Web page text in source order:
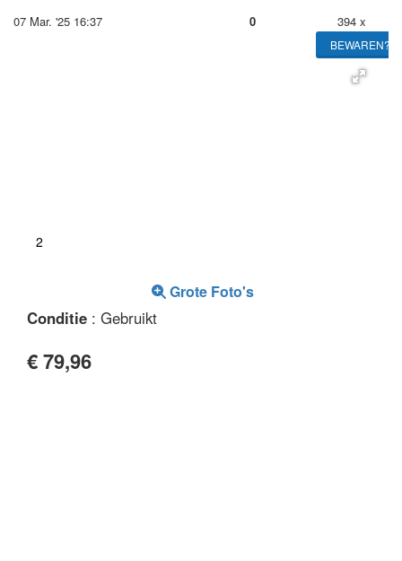
07 Mar. '25 16:37 0 394 x
BEWAREN?
2
Grote Foto's
Conditie : Gebruikt
€ 79,96